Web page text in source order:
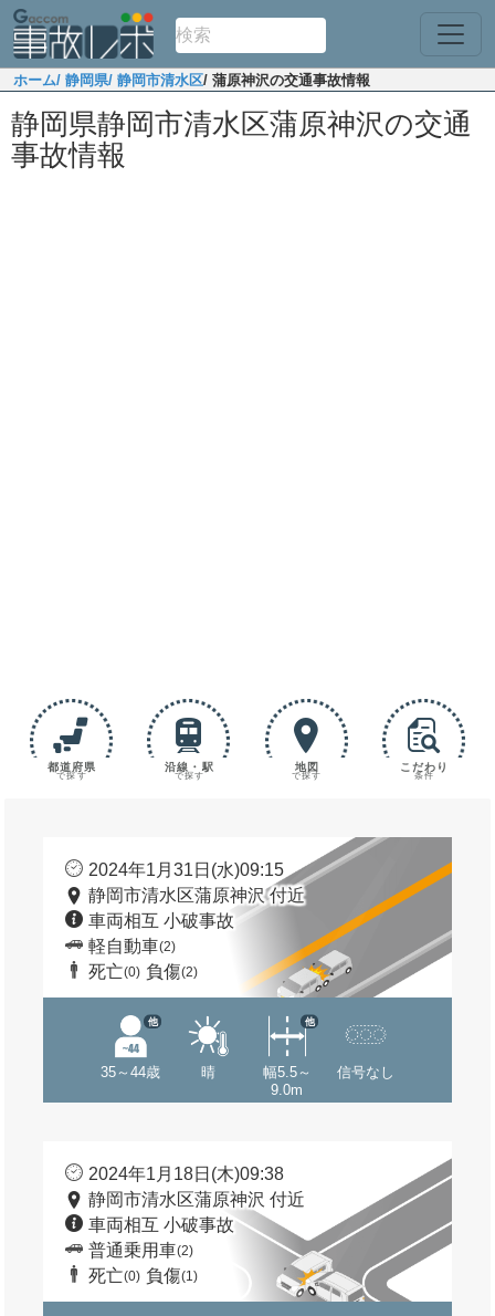
ホーム/ 静岡県/ 静岡市清水区/ 蒲原神沢の交通事故情報
静岡県静岡市清水区蒲原神沢の交通
事故情報
都道府県
で探す
沿線・駅
で探す
地図
で探す
こだわり
条件
2024年1月31日(水)09:15
静岡市清水区蒲原神沢 付近
車両相互 小破事故
軽自動車(2)
死亡(0) 負傷(2)
35～44歳
他
晴
幅5.5～
9.0m
他
信号なし
2024年1月18日(木)09:38
静岡市清水区蒲原神沢 付近
車両相互 小破事故
普通乗用車(2)
死亡(0) 負傷(1)